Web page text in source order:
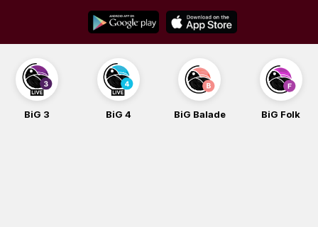
content
BiG 3 BiG 4 BiG Balade BiG Folk